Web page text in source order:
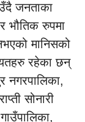
जनताका
भौतिक रुपमा
मानिसको
रहेका छन्
नगरपालिका,
सोनारी